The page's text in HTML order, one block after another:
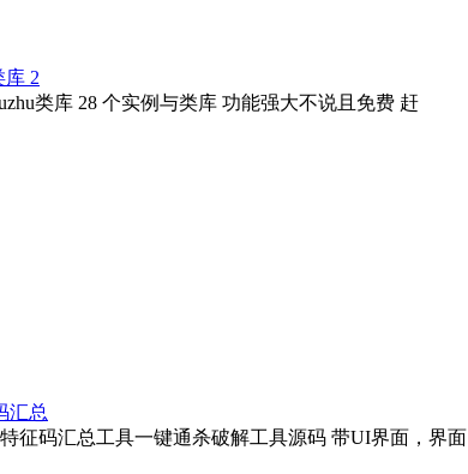
库 2
类库 28 个实例与类库 功能强大不说且免费 赶
汇总
征码汇总工具一键通杀破解工具源码 带UI界面，界面